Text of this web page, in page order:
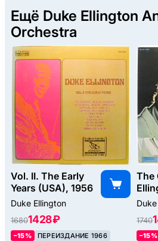
Ещё Duke Ellington
Orchestra
Vol. II. The Early
Years (USA), 1956
Duke Ellington
16801428 ₽
–15%
ПЕРЕИЗДАНИЕ 1966
The
1740
–15%